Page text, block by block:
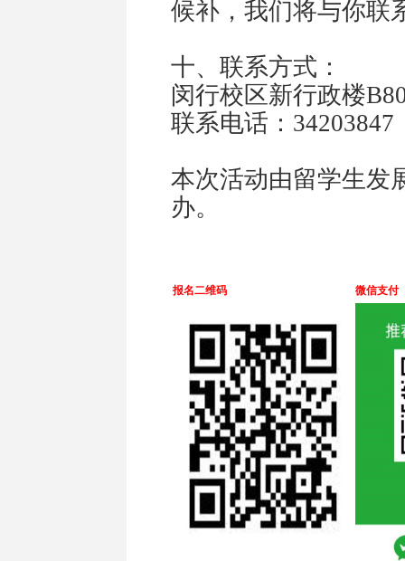
候补，我们将与你联
十、联系方式：
闵行校区新行政楼
联系电话： 34203847
本次活动由留学生发
办。
报名二维码 微信支付